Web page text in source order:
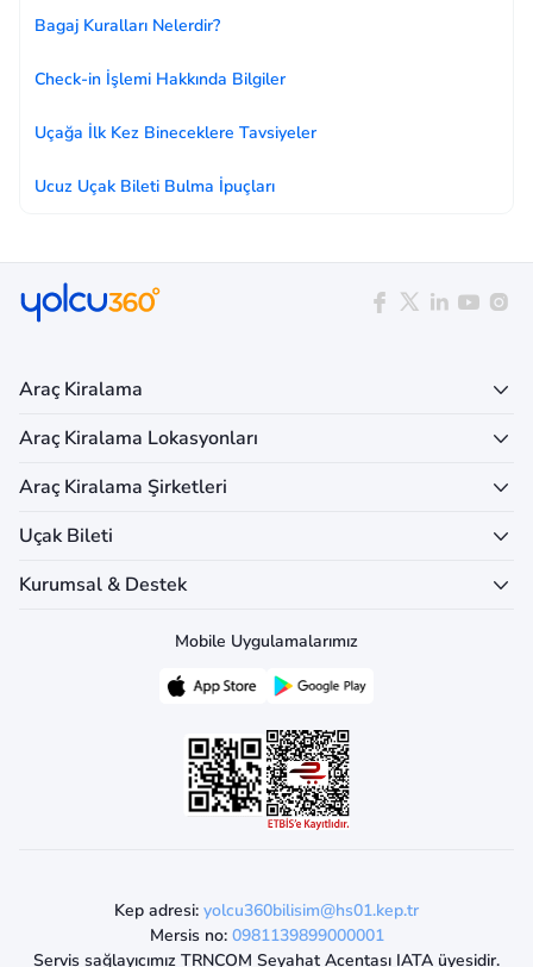
Bagaj Kuralları Nelerdir?
Check-in İşlemi Hakkında Bilgiler
Uçağa İlk Kez Bineceklere Tavsiyeler
Ucuz Uçak Bileti Bulma İpuçları
Araç Kiralama
Araç Kiralama Lokasyonları
Araç Kiralama Şirketleri
Uçak Bileti
Kurumsal & Destek
Mobile Uygulamalarımız
Kep adresi: yolcu360bilisim@hs01.kep.tr
Mersis no: 0981139899000001
Servis sağlayıcımız TRNCOM Seyahat Acentası IATA üyesidir.